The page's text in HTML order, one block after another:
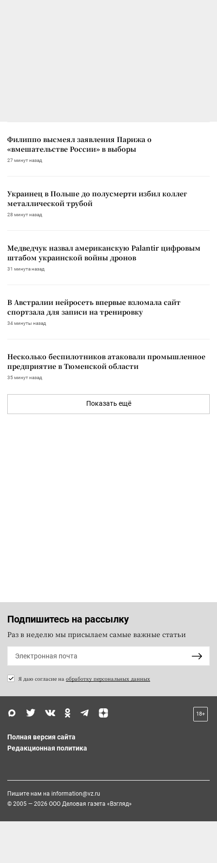
Филиппо высмеял заявления Парижа о
«вмешательстве России» в выборы
27 минут назад
Украинец в Польше до полусмерти избил коллег
металлической трубой
28 минут назад
Медведчук назвал американскую Palantir цифровым
штабом украинской войны дронов
31 минута назад
В Австралии нейросеть впервые взломала сайт
спортзала для записи на тренировку
34 минуты назад
Несколько беспилотников атаковали промышленное
предприятие в Тюменской области
35 минут назад
Показать ещё
Подпишитесь на рассылку
Раз в неделю мы присылаем самые важные статьи
Я даю согласие на обработку персональных данных
18+
Полная версия сайта
Редакционная политика
Пишите нам на information@vz.ru
© 2005 — 2026 ООО Деловая газета «Взгляд»